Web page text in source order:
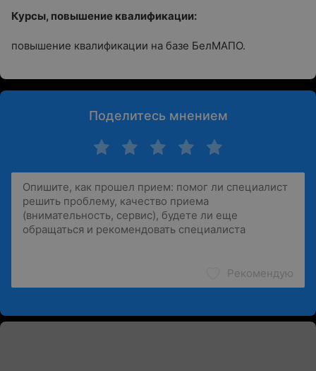
Курсы, повышение квалификации:
повышение квалификации на базе БелМАПО.
Поделитесь мнением
Рекомендую